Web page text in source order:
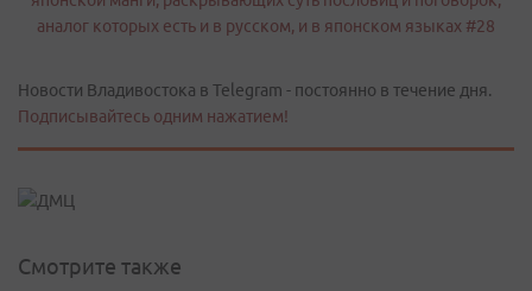
Новости Владивостока в Telegram - постоянно в течение дня.
Подписывайтесь одним нажатием!
Смотрите также